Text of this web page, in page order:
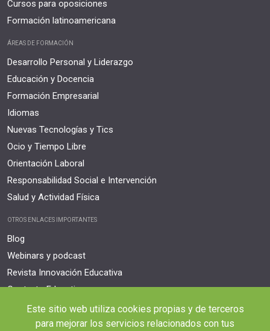
Cursos para oposiciones
Formación latinoamericana
ÁREAS DE FORMACIÓN
Desarrollo Personal y Liderazgo
Educación y Docencia
Formación Empresarial
Idiomas
Nuevas Tecnologías y Tics
Ocio y Tiempo Libre
Orientación Laboral
Responsabilidad Social e Intervención
Salud y Actividad Física
OTROS ENLACES IMPORTANTES
Blog
Webinars y podcast
Revista Innovación Educativa
Contexto Educativo
Desistir contrato aquí
Tienes 14 días desde tu matriculación para cancelar sin coste y recibir el
Este sitio web utiliza cookies propias y de terceros
para mejorar los servicios relacionados con tus